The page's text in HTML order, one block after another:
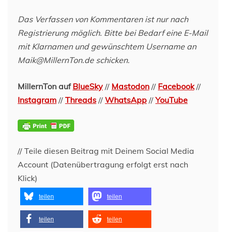
Das Verfassen von Kommentaren ist nur nach
Registrierung möglich. Bitte bei Bedarf eine E-Mail
mit Klarnamen und gewünschtem Username an
Maik@MillernTon.de schicken.
MillernTon auf BlueSky // Mastodon // Facebook//
Instagram // Threads // WhatsApp //YouTube
// Teile diesen Beitrag mit Deinem Social Media
Account (Datenübertragung erfolgt erst nach
Klick)
teilen teilen
teilen teilen